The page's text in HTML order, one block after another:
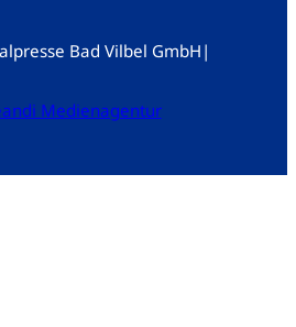
Bad Vilbel GmbH |
Medienagentur